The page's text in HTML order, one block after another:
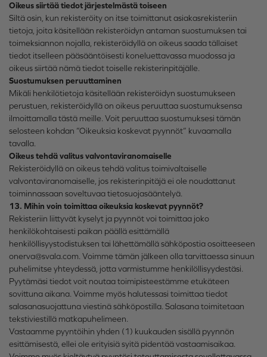
Oikeus siirtää tiedot järjestelmästä toiseen
Siltä osin, kun rekisteröity on itse toimittanut asiakasrekisteriin
tietoja, joita käsitellään rekisteröidyn antaman suostumuksen tai
toimeksiannon nojalla, rekisteröidyllä on oikeus saada tällaiset
tiedot itselleen pääsääntöisesti koneluettavassa muodossa ja
oikeus siirtää nämä tiedot toiselle rekisterinpitäjälle.
Suostumuksen peruuttaminen
Mikäli henkilötietoja käsitellään rekisteröidyn suostumukseen
perustuen, rekisteröidyllä on oikeus peruuttaa suostumuksensa
ilmoittamalla tästä meille. Voit peruuttaa suostumuksesi tämän
selosteen kohdan ”Oikeuksia koskevat pyynnöt” kuvaamalla
tavalla.
Oikeus tehdä valitus valvontaviranomaiselle
Rekisteröidyllä on oikeus tehdä valitus toimivaltaiselle
valvontaviranomaiselle, jos rekisterinpitäjä ei ole noudattanut
toiminnassaan soveltuvaa tietosuojasääntelyä.
13. Mihin voin toimittaa oikeuksia koskevat pyynnöt?
Rekisteriin liittyvät kyselyt ja pyynnöt voi toimittaa joko
henkilökohtaisesti paikan päällä esittämällä
henkilöllisyystodistuksen tai lähettämällä sähköpostia osoitteeseen
onerva@svala.com. Voimme tämän jälkeen olla tarvittaessa sinuun
puhelimitse yhteydessä, jotta varmistumme henkilöllisyydestäsi.
Pyytämäsi tiedot voit noutaa toimipisteestämme etukäteen
sovittuna aikana. Voimme myös halutessasi toimittaa tiedot
salasanasuojattuna viestinä sähköpostilla. Salasana toimitetaan
tekstiviestillä matkapuhelimeen.
Vastaamme pyyntöihin yhden (1) kuukauden sisällä pyynnön
esittämisestä, ellei ole erityisiä syitä pidentää vastaamisaikaa.